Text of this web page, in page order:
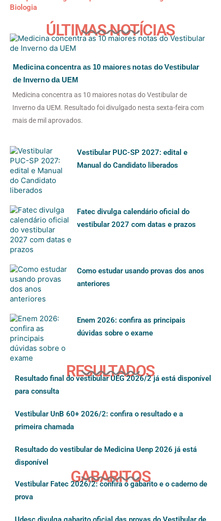
Biologia
ÚLTIMAS NOTÍCIAS
Medicina concentra as 10 maiores notas do Vestibular
de Inverno da UEM
Medicina concentra as 10 maiores notas do Vestibular de
Inverno da UEM. Resultado foi divulgado nesta sexta-feira com
mais de mil aprovados.
Vestibular PUC-SP 2027: edital e
Manual do Candidato liberados
Fatec divulga calendário oficial do
vestibular 2027 com datas e prazos
Como estudar usando provas dos anos
anteriores
Enem 2026: confira as principais
dúvidas sobre o exame
RESULTADOS
Resultado final do vestibular UEG 2026/2 já está disponível
para consulta
Vestibular UnB 60+ 2026/2: confira o resultado e a
primeira chamada
Resultado do vestibular de Medicina Uenp 2026 já está
disponível
GABARITOS
Vestibular Fatec 2026/2: confira o gabarito e o caderno de
prova